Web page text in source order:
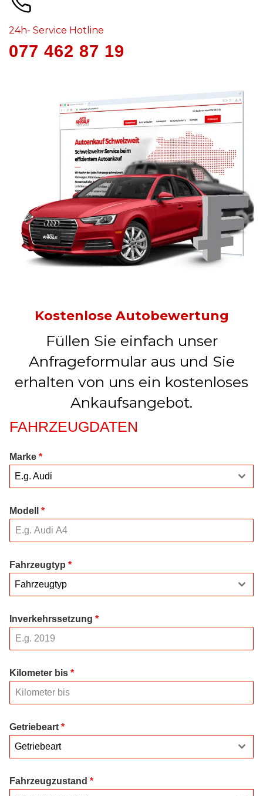
24h- Service Hotline
077 462 87 19
Kostenlose Autobewertung
Füllen Sie einfach unser
Anfrageformular aus und Sie
erhalten von uns ein kostenloses
Ankaufsangebot.
FAHRZEUGDATEN
Marke *
E.g. Audi
Modell *
Fahrzeugtyp *
Fahrzeugtyp
Inverkehrssetzung *
Kilometer bis *
Getriebeart *
Getriebeart
Fahrzeugzustand *